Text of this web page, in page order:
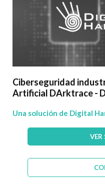
Ciberseguridad
Artificial DArktrace -
Una solución de Digital
VER